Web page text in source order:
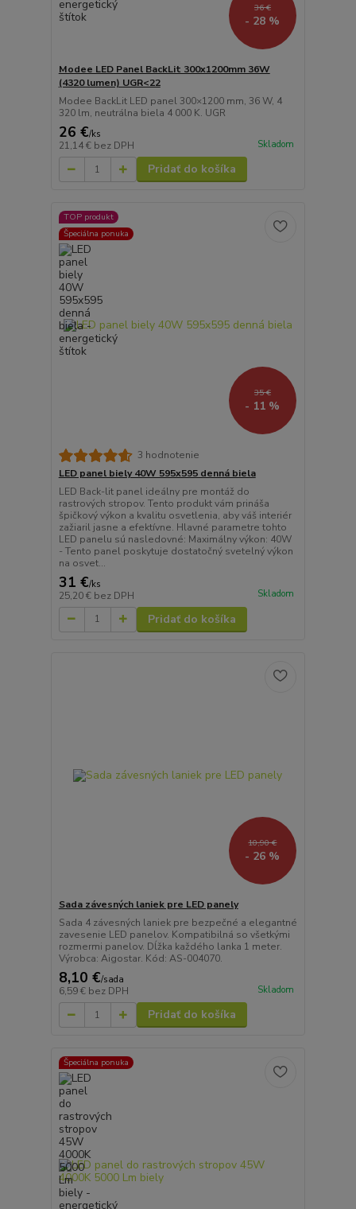
36 €
- 28 %
Modee LED Panel BackLit 300x1200mm 36W
(4320 lumen) UGR<22
Modee BackLit LED panel 300×1200 mm, 36 W, 4
320 lm, neutrálna biela 4 000 K. UGR
26 €/ks
21,14 € bez DPH Skladom
Pridať do košíka
TOP produkt
Špeciálna ponuka
35 €
- 11 %
3 hodnotenie
LED panel biely 40W 595x595 denná biela
LED Back-lit panel ideálny pre montáž do
rastrových stropov. Tento produkt vám prináša
špičkový výkon a kvalitu osvetlenia, aby váš interiér
zažiaril jasne a efektívne. Hlavné parametre tohto
LED panelu sú nasledovné: Maximálny výkon: 40W
- Tento panel poskytuje dostatočný svetelný výkon
na osvet...
31 €/ks
25,20 € bez DPH Skladom
Pridať do košíka
10,90 €
- 26 %
Sada závesných laniek pre LED panely
Sada 4 závesných laniek pre bezpečné a elegantné
zavesenie LED panelov. Kompatibilná so všetkými
rozmermi panelov. Dĺžka každého lanka 1 meter.
Výrobca: Aigostar. Kód: AS-004070.
8,10 €/sada
6,59 € bez DPH Skladom
Pridať do košíka
Špeciálna ponuka